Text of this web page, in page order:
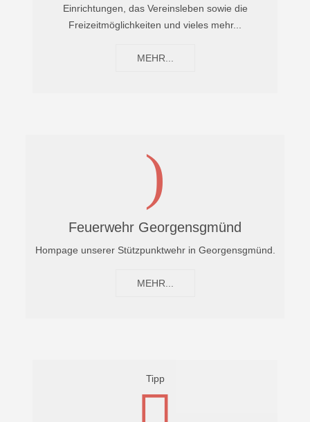
Einrichtungen, das Vereinsleben sowie die
Freizeitmöglichkeiten und vieles mehr...
MEHR...
Feuerwehr Georgensgmünd
Hompage unserer Stützpunktwehr in Georgensgmünd.
MEHR...
Tipp